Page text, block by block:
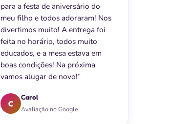
para a festa de aniversário do
meu filho e todos adoraram! Nos
divertimos muito! A entrega foi
feita no horário, todos muito
educados, e a mesa estava em
boas condições! Na próxima
vamos alugar de novo!”
C
Carol
Avaliação no Google